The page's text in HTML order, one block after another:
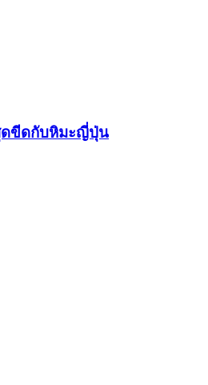
ดขีดกับหิมะญี่ปุ่น